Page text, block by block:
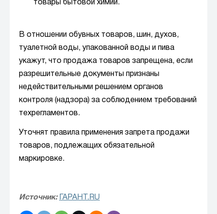
товары бытовой химии.
В отношении обувных товаров, шин, духов,
туалетной воды, упакованной воды и пива
укажут, что продажа товаров запрещена, если
разрешительные документы признаны
недействительными решением органов
контроля (надзора) за соблюдением требований
техрегламентов.
Уточнят правила применения запрета продажи
товаров, подлежащих обязательной
маркировке.
Источник: ГАРАНТ.RU